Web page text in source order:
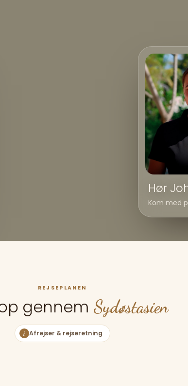
Hør
Kom med
REJSEPLANEN
gennem Sydøstasien
i Afrejser & rejseretning